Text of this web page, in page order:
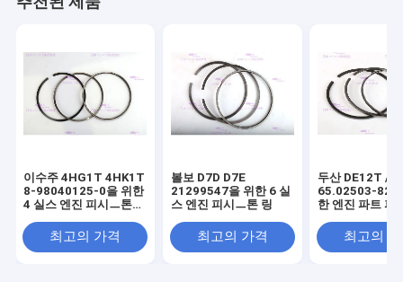
이수주 4HG1T 4HK1T
8-98040125-0을 위한
4 실스 엔진 피시ㅡ톤
최고의 가격
볼보 D7D D7E
21299547을 위한 6 실
스 엔진 피시ㅡ톤 링
최고의 가격
두산 DE12T /
65.02503-
한 엔진 파트 피
최고의